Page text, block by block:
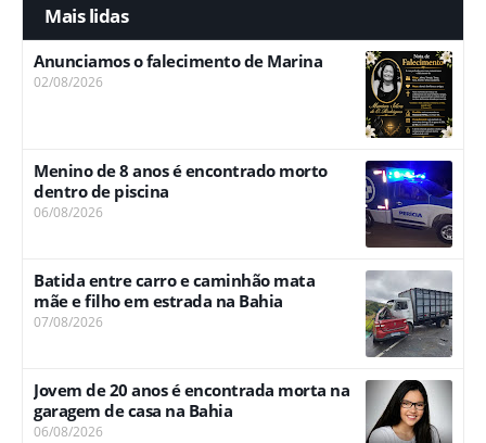
Mais lidas
Anunciamos o falecimento de Marina
02/08/2026
Menino de 8 anos é encontrado morto
dentro de piscina
06/08/2026
Batida entre carro e caminhão mata
mãe e filho em estrada na Bahia
07/08/2026
Jovem de 20 anos é encontrada morta na
garagem de casa na Bahia
06/08/2026